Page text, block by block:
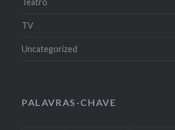
TV
Uncategorized
PALAVRAS-CHAVE